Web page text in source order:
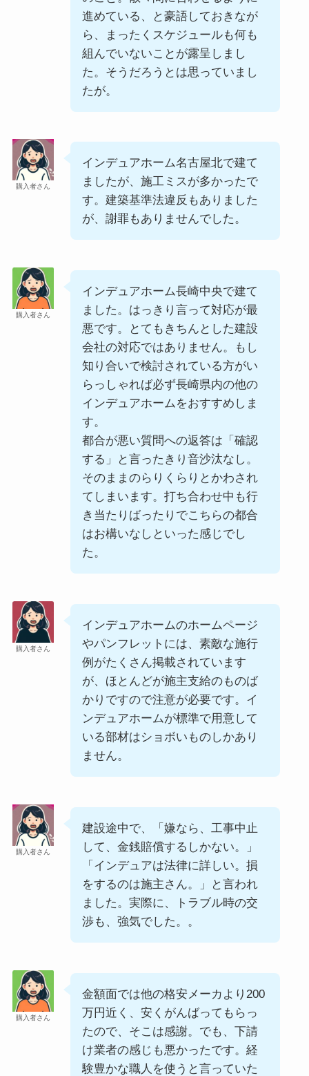
進めている、と豪語しておきなが
ら、まったくスケジュールも何も
組んでいないことが露呈しまし
た。そうだろうとは思っていまし
たが。
購入者さん
インデュアホーム名古屋北で建て
ましたが、施工ミスが多かったで
す。建築基準法違反もありました
が、謝罪もありませんでした。
購入者さん
インデュアホーム長崎中央で建て
ました。はっきり言って対応が最
悪です。とてもきちんとした建設
会社の対応ではありません。もし
知り合いで検討されている方がい
らっしゃれば必ず長崎県内の他の
インデュアホームをおすすめしま
す。
都合が悪い質問への返答は「確認
する」と言ったきり音沙汰なし。
そのままのらりくらりとかわされ
てしまいます。打ち合わせ中も行
き当たりばったりでこちらの都合
はお構いなしといった感じでし
た。
購入者さん
インデュアホームのホームページ
やパンフレットには、素敵な施行
例がたくさん掲載されています
が、ほとんどが施主支給のものば
かりですので注意が必要です。イ
ンデュアホームが標準で用意して
いる部材はショボいものしかあり
ません。
購入者さん
建設途中で、「嫌なら、工事中止
して、金銭賠償するしかない。」
「インデュアは法律に詳しい。損
をするのは施主さん。」と言われ
ました。実際に、トラブル時の交
渉も、強気でした。。
購入者さん
金額面では他の格安メーカより200
万円近く、安くがんばってもらっ
たので、そこは感謝。でも、下請
け業者の感じも悪かったです。経
験豊かな職人を使うと言っていた